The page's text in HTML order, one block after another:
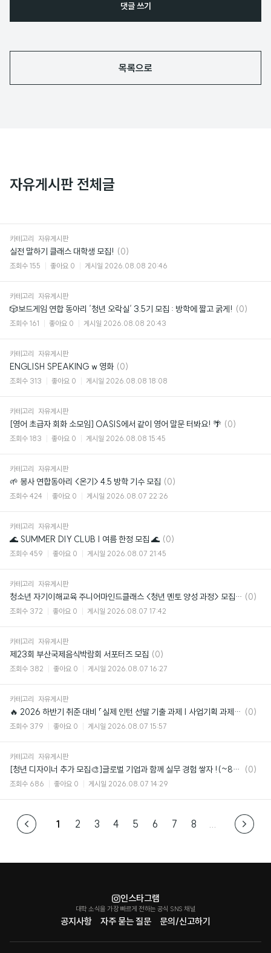
댓글 쓰기
목록으로
자유게시판 전체글
카테고리 자유게시판
실전 말하기 클래스 대학생 모집! 댓
글
(0)
조회수 155 좋아요 0 게시일 2026.08.08 20:46
카테고리 자유게시판
🎲보드게임 연합 동아리 ‘청년 오락실‘ 3.5기 모집 : 방학에 짧고 굵게! 댓
(0)
조회수 161 좋아요 0 게시일 2026.08.08 20:43
카테고리 자유게시판
ENGLISH SPEAKING w 영화 댓
글
(0)
조회수 313 좋아요 0 게시일 2026.08.08 18:08
카테고리 자유게시판
[영어 초급자 회화 소모임] OASIS에서 같이 영어 말문 터봐요! 🌴 댓
(0)
조회수 183 좋아요 0 게시일 2026.08.08 15:45
카테고리 자유게시판
🌱 봉사 연합동아리 <온기> 4.5 방학 기수 모집 댓
글
(0)
조회수 424 좋아요 0 게시일 2026.08.07 22:26
카테고리 자유게시판
🌊 SUMMER DIY CLUB | 여름 한정 모집 🌊 댓
글
(0)
조회수 459 좋아요 0 게시일 2026.08.07 21:45
카테고리 자유게시판
청소년 자기이해교육 주니어마인드클래스 <청년 멘토 양성 과정> 모집 (~8/19) 댓
(0)
조회수 372 좋아요 0 게시일 2026.08.07 17:42
카테고리 자유게시판
제23회 부산국제음식박람회 서포터즈 모집 댓
글
(0)
조회수 382 좋아요 0 게시일 2026.08.07 16:27
카테고리 자유게시판
🔥 2026 하반기 취준 대비 「실제 인턴 선발 기출 과제 | 사업기획 과제 모의고사 댓
(0)
조회수 379 좋아요 0 게시일 2026.08.07 15:57
카테고리 자유게시판
[청년 디자이너 추가 모집🎨]글로벌 기업과 함께 실무 경험 쌓자 !(~8/14 마감)
댓
(0)
조회수 686 좋아요 0 게시일 2026.08.07 14:29
1 2 3 4 5 6 7 8
공지사항 자주 묻는 질문 문의/신고하기
인스타그램
대학 소식을 가장 빠르게 전하는 공식 SNS 채널